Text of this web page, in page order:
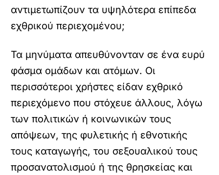
αντιμετωπίζουν τα υψηλότερα επίπεδα
εχθρικού περιεχομένου;
Τα μηνύματα απευθύνονταν σε ένα ευρύ
φάσμα ομάδων και ατόμων. Οι
περισσότεροι χρήστες είδαν εχθρικό
περιεχόμενο που στόχευε άλλους, λόγω
των πολιτικών ή κοινωνικών τους
απόψεων, της φυλετικής ή εθνοτικής
τους καταγωγής, του σεξουαλικού τους
προσανατολισμού ή της θρησκείας και